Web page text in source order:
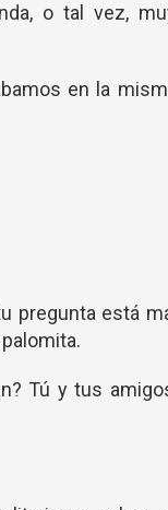
o tal vez,
en la
pregunta está
Tú y tus